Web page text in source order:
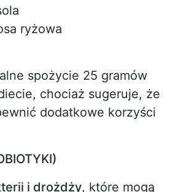
ryżowa
spożycie 25 gramów
chociaż sugeruje, że
dodatkowe korzyści
i drożdży, które mogą